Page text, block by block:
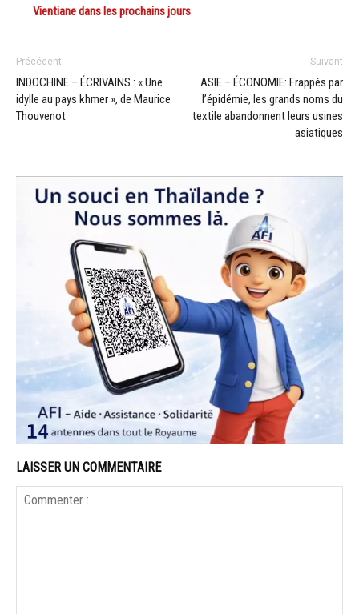
Vientiane dans les prochains jours
Précédent
INDOCHINE – ÉCRIVAINS : « Une
idylle au pays khmer », de Maurice
Thouvenot
Suivant
ASIE – ÉCONOMIE: Frappés par
l’épidémie, les grands noms du
textile abandonnent leurs usines
asiatiques
LAISSER UN COMMENTAIRE